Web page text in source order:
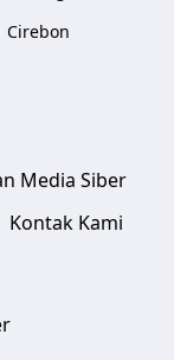
Cirebon
Media Siber
Kontak Kami